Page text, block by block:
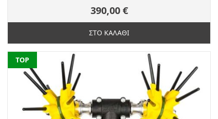
390,00 €
ΣΤΟ ΚΑΛΑΘΙ
NEW
TOP